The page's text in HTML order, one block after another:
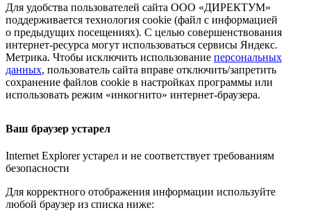
Для удобства пользователей сайта ООО «ДИРЕКТУМ»
поддерживается технология cookie (файл с информацией
о предыдущих посещениях). С целью совершенствования
интернет-ресурса могут использоваться сервисы Яндекс.
Метрика. Чтобы исключить использование персональных
данных, пользователь сайта вправе отключить/запретить
сохранение файлов cookie в настройках программы или
использовать режим «инкогнито» интернет-браузера.
Ваш браузер устарел
Internet Explorer устарел и не соответствует требованиям
безопасности
Для корректного отображения информации используйте
любой браузер из списка ниже: